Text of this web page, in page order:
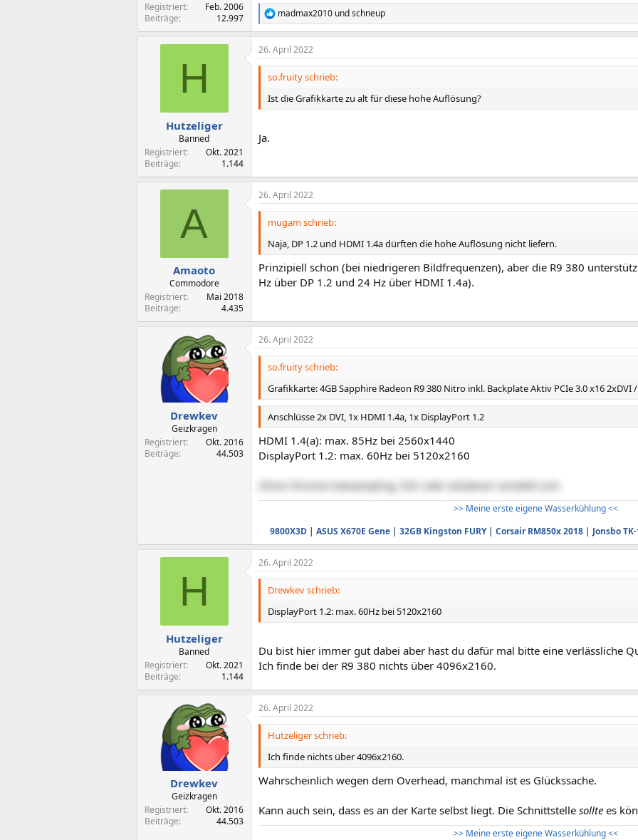
Registriert
Feb. 2006
Beiträge
12.997
R
e
a
k
t
n
e
madmax2010 undschneup
H
Hutzeliger
Banned
Registriert
Okt. 2021
Beiträge
1.144
26. April 2022
so.fruity schrieb:
Ist die Grafikkarte zu alt für diese hohe Auflösung?
Ja.
A
Amaoto
Commodore
Registriert
Mai 2018
Beiträge
4.435
26. April 2022
mugam schrieb:
Naja, DP 1.2 und HDMI 1.4a dürften die hohe Auflösung nicht liefern.
Prinzipiell schon (bei niedrigeren Bildfrequenzen), aber die R9 380
Hz über DP 1.2 und 24 Hz über HDMI 1.4a).
Drewkev
Geizkragen
Registriert
Okt. 2016
Beiträge
44.503
26. April 2022
so.fruity schrieb:
Grafikkarte: 4GB Sapphire Radeon R9 380 Nitro inkl. Backplate Aktiv PCIe 3.0 x16
Anschlüsse 2x DVI, 1x HDMI 1.4a, 1x DisplayPort 1.2
HDMI 1.4(a): max. 85Hz bei 2560x1440
DisplayPort 1.2: max. 60Hz bei 5120x2160
Ohne Chroma Subsampling, DSC oder whatever versteht sich.
>> Meine erste eigene Wasserkühlung <<
9800X3D| ASUS X670E Gene| 32GB Kingston FURY| Corsair RM850x 2018| Jonsbo
H
Hutzeliger
Banned
Registriert
Okt. 2021
Beiträge
1.144
26. April 2022
Drewkev schrieb:
DisplayPort 1.2: max. 60Hz bei 5120x2160
Du bist hier immer gut dabei aber hast du dafür mal bitte eine verlässliche
Ich finde bei der R9 380 nichts über 4096x2160.
Drewkev
Geizkragen
Registriert
Okt. 2016
Beiträge
44.503
26. April 2022
Hutzeliger schrieb:
Ich finde nichts über 4096x2160.
Wahrscheinlich wegen dem Overhead, manchmal ist es Glückssache.
Kann auch sein, dass es an der Karte selbst liegt. Die Schnittstelle sollte es
>> Meine erste eigene Wasserkühlung <<